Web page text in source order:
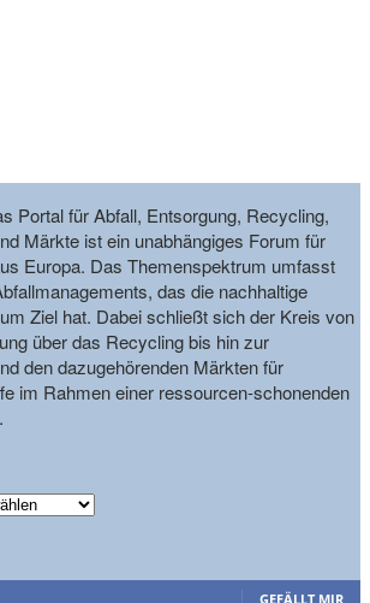
Portal für Abfall, Entsorgung, Recycling,
Märkte ist ein unabhängiges Forum für
Europa. Das Themenspektrum umfasst
das die nachhaltige
Ziel hat. Dabei schließt sich der Kreis von
über das Recycling bis hin zur
den dazugehörenden Märkten für
im Rahmen einer ressourcen-schonenden
GEFÄLLT MIR